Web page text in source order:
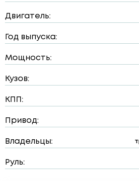
Двигатель:
Год выпуска:
Мощность:
Кузов:
КПП:
Привод:
Владельцы:
Руль: